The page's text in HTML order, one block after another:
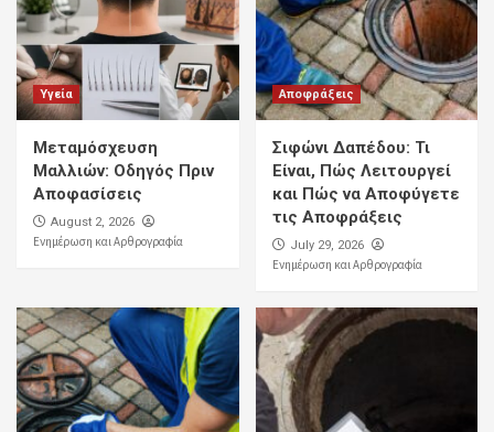
Υγεία
Μεταμόσχευση
Μαλλιών: Οδηγός Πριν
Αποφασίσεις
August 2, 2026
Ενημέρωση και Αρθρογραφία
Αποφράξεις
Σιφώνι Δαπέδου: Τι
Είναι, Πώς Λειτουργεί
και Πώς να Αποφύγετε
τις Αποφράξεις
July 29, 2026
Ενημέρωση και Αρθρογραφία